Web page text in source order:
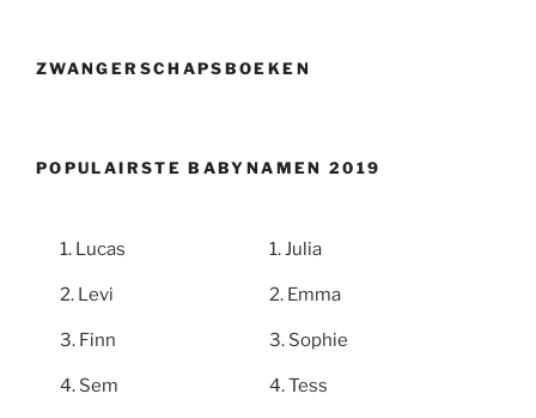
ZWANGERSCHAPSBOEKEN
POPULAIRSTE BABYNAMEN 2019
Lucas
Levi
Finn
Sem
Julia
Emma
Sophie
Tess